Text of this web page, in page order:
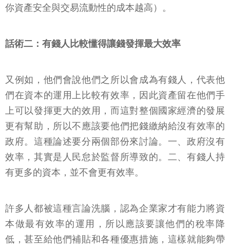
你資產安全與交易流動性的成本越高）。
話術二：有錢人比較懂得讓錢發揮最大效率
又例如，他們會說他們之所以會成為有錢人，代表他
們在資本的運用上比較有效率，因此資產留在他們手
上可以發揮更大的效用，而這對整個國家經濟的發展
更有幫助，所以不應該要他們把錢繳納給沒有效率的
政府。這種論述要分兩個部份來討論。一、政府沒有
效率，其實是人民怠於監督所導致的。二、有錢人持
有更多的資本，並不會更有效率。
許多人都被這種言論洗腦，認為企業家才有能力將資
本做最有效率的運用，所以應該要讓他們的稅率降
低，甚至給他們補貼和各種優惠措施，這樣就能夠帶